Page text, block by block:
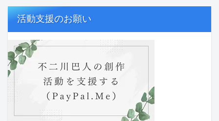
活動支援のお願い